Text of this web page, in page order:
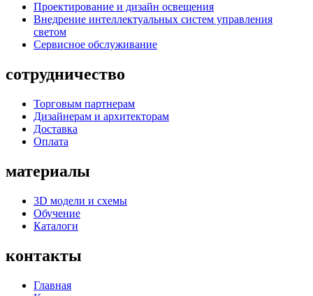
Проектирование и дизайн освещения
Внедрение интеллектуальных систем управления
светом
Сервисное обслуживание
сотрудничество
Торговым партнерам
Дизайнерам и архитекторам
Доставка
Оплата
материалы
3D модели и схемы
Обучение
Каталоги
контакты
Главная